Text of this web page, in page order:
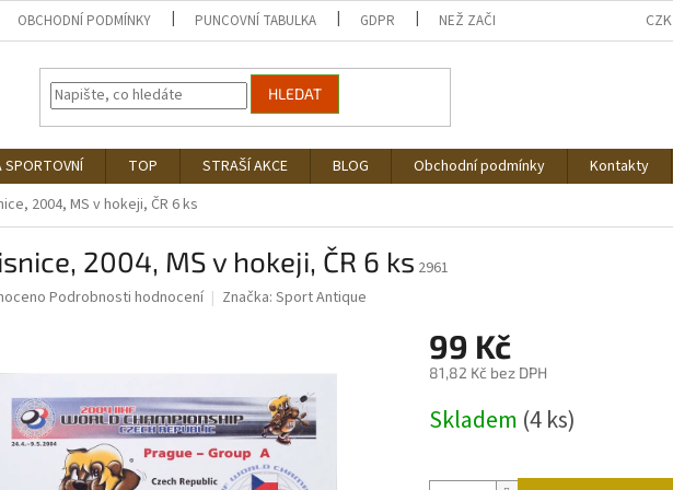
OBCHODNÍ PODMÍNKY PUNCOVNÍ TABULKA GDPR NEŽ ZAČNU NAKUPOVAT CZK
HLEDAT
SPORTOVNÍ TOP STRAŠÍ AKCE BLOG Obchodní podmínky Kontakty
2004, MS v hokeji, ČR 6 ks
2004, MS v hokeji, ČR 6 ks 2961
Podrobnosti hodnocení Značka: Sport Antique
99 Kč
81,82 Kč bez DPH
cena:
Skladem (4 ks)